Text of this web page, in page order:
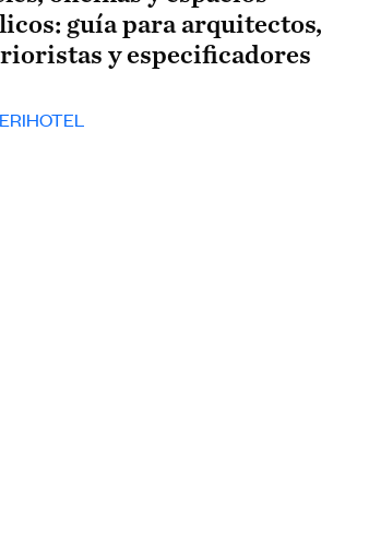
guía para arquitectos,
y especificadores